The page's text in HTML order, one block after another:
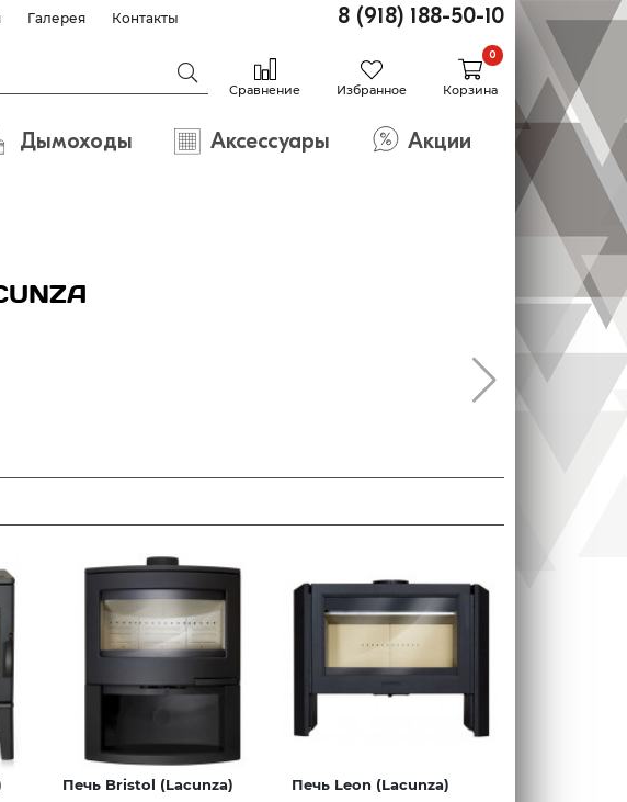
Галерея Контакты 8 (918) 188-50-10
Сравнение Избранное Корзина
0
Дымоходы Аксессуары Акции
Печь Bristol (Lacunza) Печь Leon (Lacunza)